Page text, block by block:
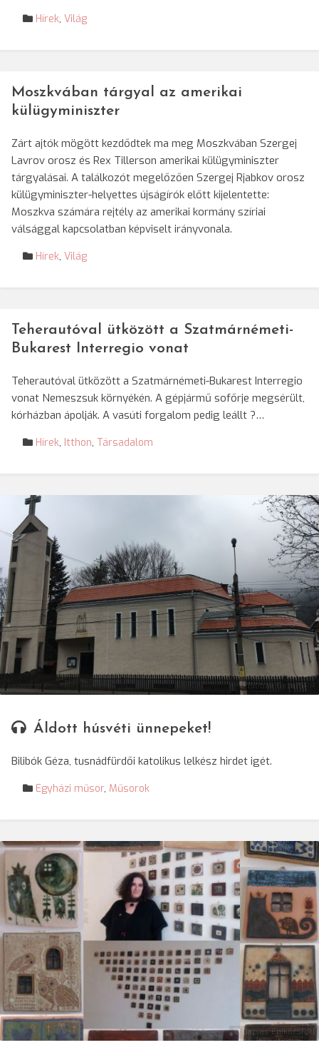
Hírek, Világ
Moszkvában tárgyal az amerikai
külügyminiszter
Zárt ajtók mögött kezdődtek ma meg Moszkvában Szergej
Lavrov orosz és Rex Tillerson amerikai külügyminiszter
tárgyalásai. A találkozót megelőzően Szergej Rjabkov orosz
külügyminiszter-helyettes újságírók előtt kijelentette:
Moszkva számára rejtély az amerikai kormány szíriai
válsággal kapcsolatban képviselt irányvonala.
Hírek, Világ
Teherautóval ütközött a Szatmárnémeti-
Bukarest Interregio vonat
Teherautóval ütközött a Szatmárnémeti-Bukarest Interregio
vonat Nemeszsuk környékén. A gépjármű sofőrje megsérült,
kórházban ápolják. A vasúti forgalom pedig leállt ?…
Hírek, Itthon, Társadalom
© Bilibók Géza/SRR
Áldott húsvéti ünnepeket!
Bilibók Géza, tusnádfürdői katolikus lelkész hirdet igét.
Egyházi műsor, Műsorok
© Darvas Enikő/SRRt